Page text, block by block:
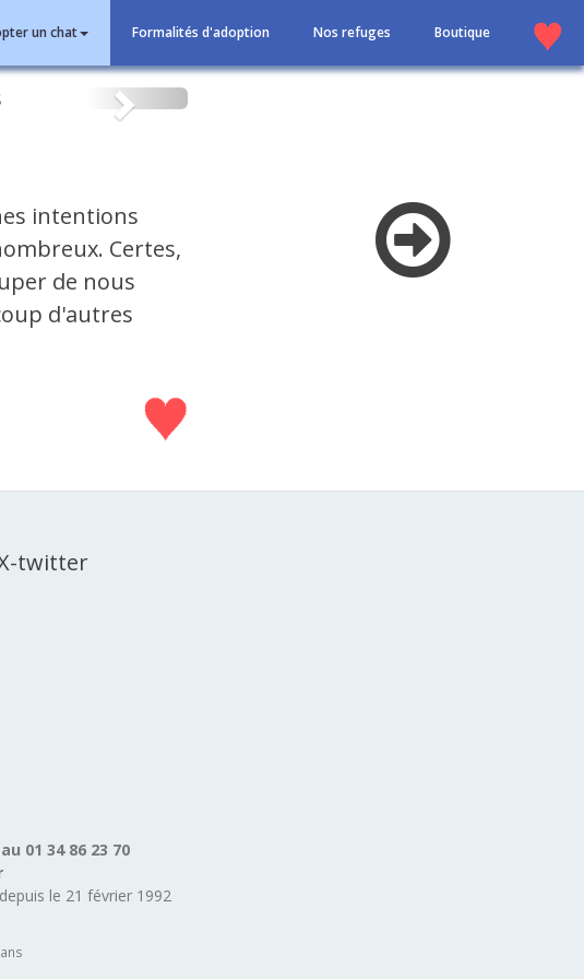
un chat Formalités d'adoption Nos refuges Boutique
Suivant
intentions
Certes,
de nous
d'autres
twitter
01 34 86 23 70
le 21 février 1992